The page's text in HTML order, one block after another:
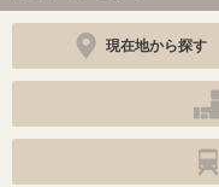
現在地から探す